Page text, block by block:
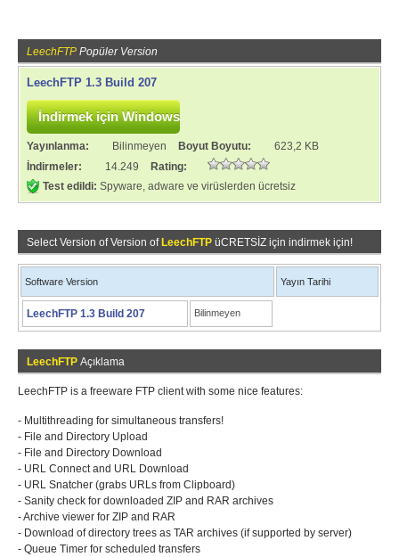
LeechFTP Popüler Version
LeechFTP 1.3 Build 207
Yayınlanma: Bilinmeyen Boyut Boyutu:
623,2 KB
İndirmeler:
14.249
Rating:
Test edildi: Spyware, adware ve virüslerden ücretsiz
Select Version of Version of LeechFTP üCRETSİZ için indirmek için!
Software Version Yayın Tarihi
LeechFTP 1.3 Build 207 Bilinmeyen
LeechFTP Açıklama
LeechFTP is a freeware FTP client with some nice features:
- Multithreading for simultaneous transfers!
- File and Directory Upload
- File and Directory Download
- URL Connect and URL Download
- URL Snatcher (grabs URLs from Clipboard)
- Sanity check for downloaded ZIP and RAR archives
- Archive viewer for ZIP and RAR
- Download of directory trees as TAR archives (if supported by server)
- Queue Timer for scheduled transfers